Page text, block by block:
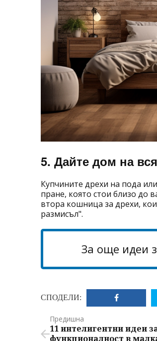
5. Дайте дом на
Купчините дрехи на пода
пране, която стои близо до
втора кошница за дрехи,
размисъл".
За още идеи
СПОДЕЛИ:
Предишна
11 интелигентни идеи
функционалност в